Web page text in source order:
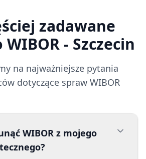
zadawane
- Szczecin
na najważniejsze pytania
dotyczące spraw WIBOR
WIBOR z mojego